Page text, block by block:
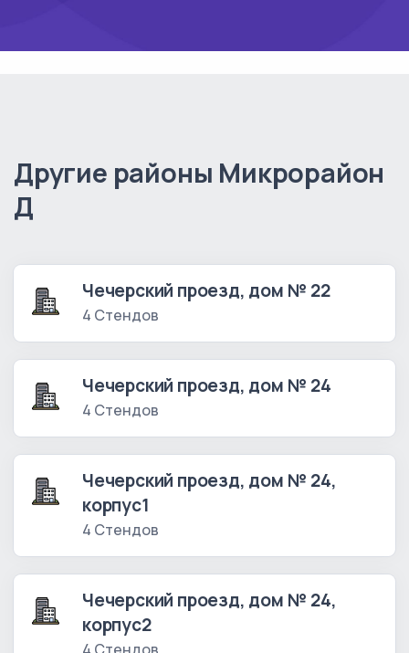
Другие районы Микрорайон
Д
Чечерский проезд, дом № 22
4 Стендов
Чечерский проезд, дом № 24
4 Стендов
Чечерский проезд, дом № 24,
корпус1
4 Стендов
Чечерский проезд, дом № 24,
корпус2